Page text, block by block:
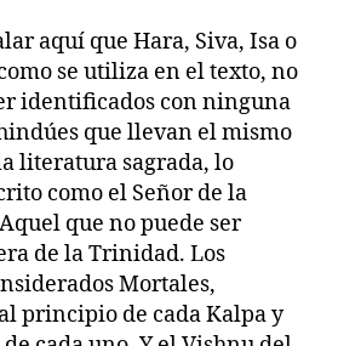
aquí que Hara, Siva, Isa o
se utiliza en el texto, no
identificados con ninguna
que llevan el mismo
literatura sagrada, lo
como el Señor de la
que no puede ser
de la Trinidad. Los
Mortales,
principio de cada Kalpa y